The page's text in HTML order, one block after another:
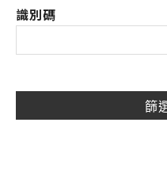
識別碼